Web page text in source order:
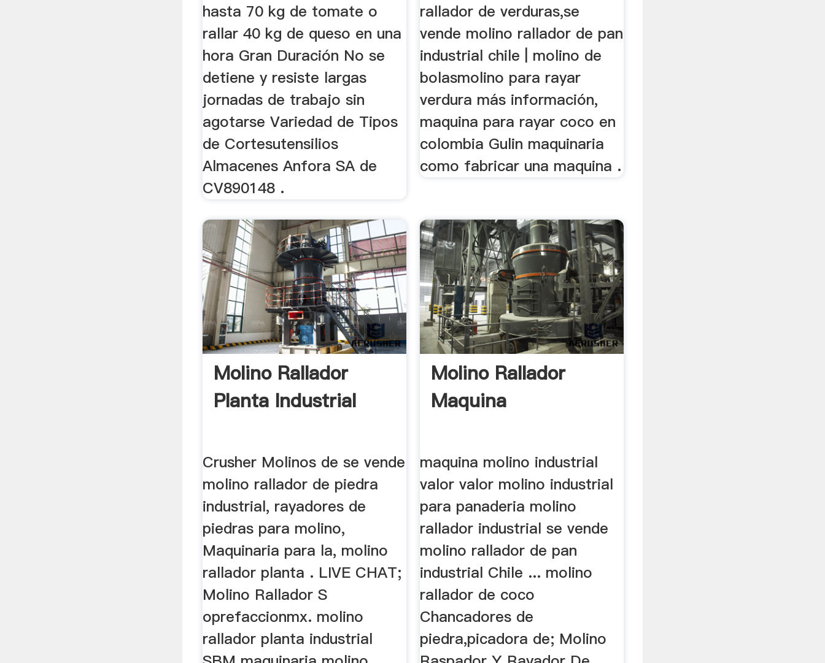
hasta 70 kg de tomate o
rallar 40 kg de queso en una
hora Gran Duración No se
detiene y resiste largas
jornadas de trabajo sin
agotarse Variedad de Tipos
de Cortesutensilios
Almacenes Anfora SA de
CV890148 .
rallador de verduras,se
vende molino rallador de pan
industrial chile | molino de
bolasmolino para rayar
verdura más información,
maquina para rayar coco en
colombia Gulin maquinaria
como fabricar una maquina .
Molino Rallador
Planta Industrial
Crusher Molinos de se vende
molino rallador de piedra
industrial, rayadores de
piedras para molino,
Maquinaria para la, molino
rallador planta . LIVE CHAT;
Molino Rallador S
oprefaccionmx. molino
rallador planta industrial
Molino Rallador
Maquina
maquina molino industrial
valor valor molino industrial
para panaderia molino
rallador industrial se vende
molino rallador de pan
industrial Chile ... molino
rallador de coco
Chancadores de
piedra,picadora de; Molino